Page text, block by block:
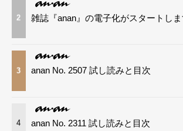
2 雑誌『anan』の電子化がスタートしま
3 anan No. 2507 試し読みと目次
4 anan No. 2311 試し読みと目次